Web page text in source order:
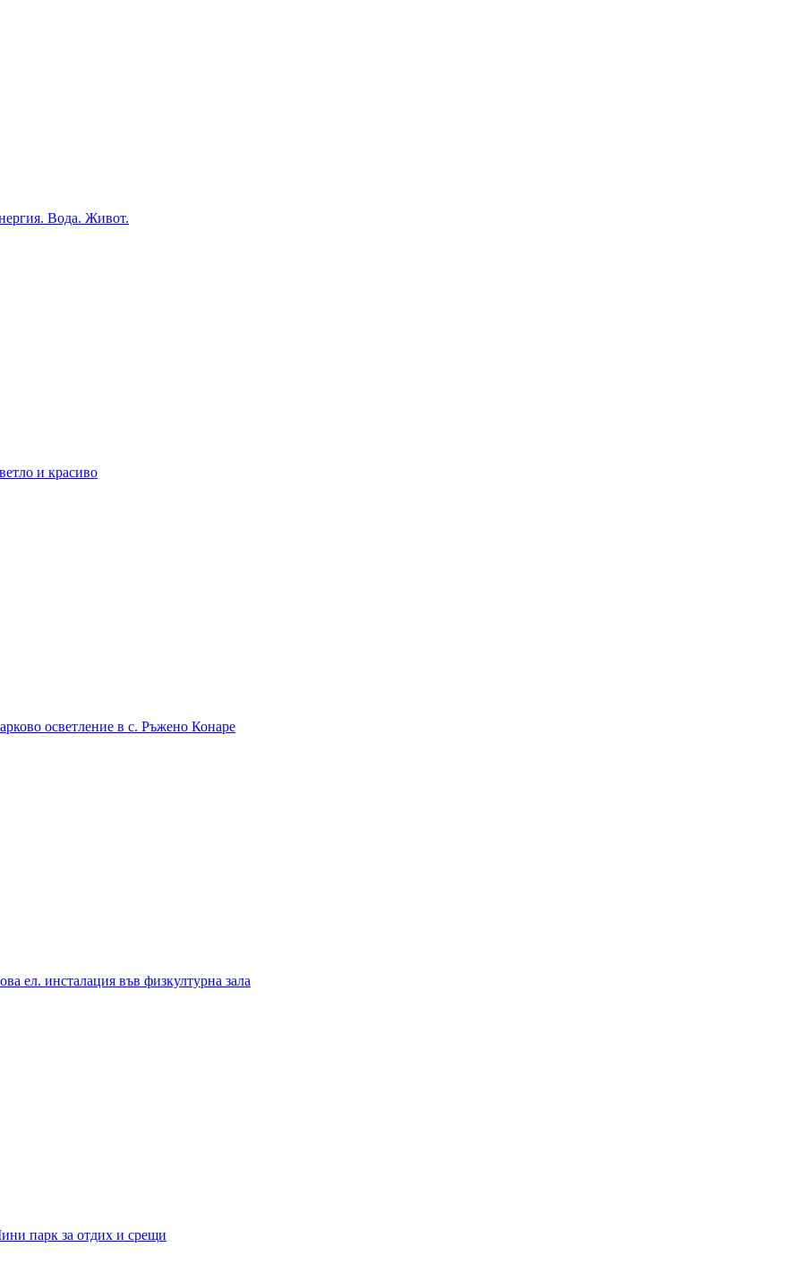
Вода. Живот.
и красиво
осветление в с. Ръжено Конаре
ел. инсталация във физкултурна зала
парк за отдих и срещи